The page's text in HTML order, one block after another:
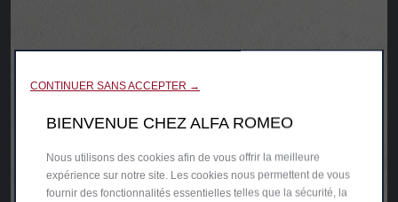
CONTINUER SANS ACCEPTER →
BIENVENUE CHEZ ALFA ROMEO
Nous utilisons des cookies afin de vous offrir la meilleure
expérience sur notre site. Les cookies nous permettent de vous
fournir des fonctionnalités essentielles telles que la sécurité, la